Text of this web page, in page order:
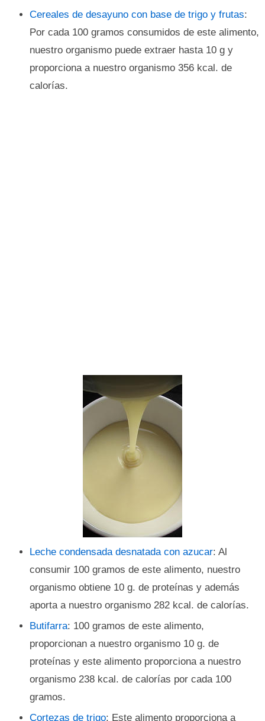
Cereales de desayuno con base de trigo y frutas:
Por cada 100 gramos consumidos de este alimento,
nuestro organismo puede extraer hasta 10 g y
proporciona a nuestro organismo 356 kcal. de
calorías.
Leche condensada desnatada con azucar: Al
consumir 100 gramos de este alimento, nuestro
organismo obtiene 10 g. de proteínas y además
aporta a nuestro organismo 282 kcal. de calorías.
Butifarra: 100 gramos de este alimento,
proporcionan a nuestro organismo 10 g. de
proteínas y este alimento proporciona a nuestro
organismo 238 kcal. de calorías por cada 100
gramos.
Cortezas de trigo: Este alimento proporciona a